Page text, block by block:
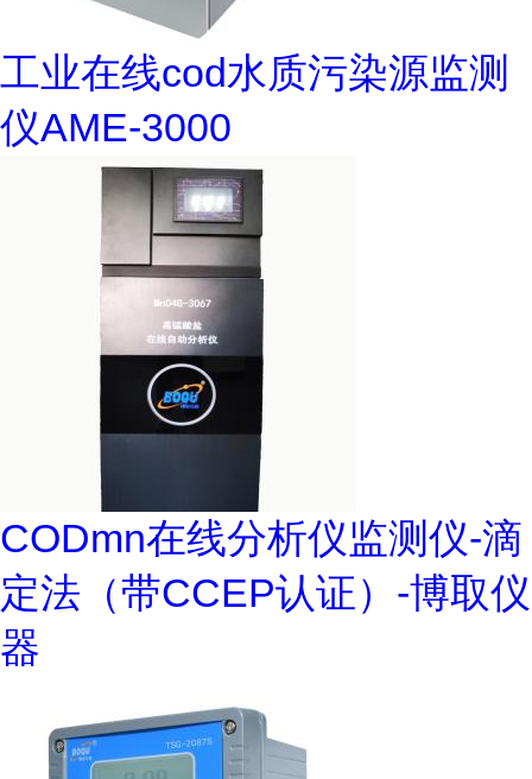
工业在线cod水质污染源监测
仪AME-3000
CODmn在线分析仪监测仪-滴
定法（带CCEP认证）-博取仪
器